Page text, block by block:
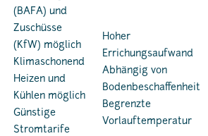
(BAFA) und
Zuschüsse
(KfW) möglich
Klimaschonend
Heizen und
Kühlen möglich
Günstige
Stromtarife
Hoher
Errichungsaufwand
Abhängig von
Bodenbeschaffenheit
Begrenzte
Vorlauftemperatur